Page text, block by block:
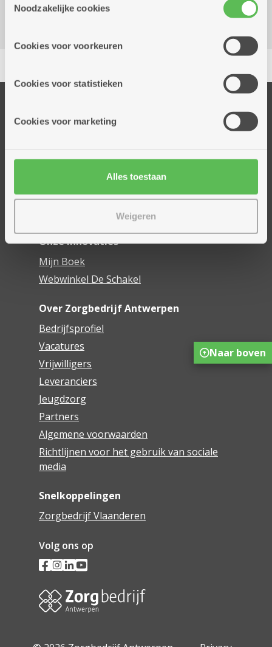
cookies hebben we jouw toestemming nodig. Sommige
cookies worden geplaatst door derde partijen die een
informatie over jouw (geanonimiseerd) gebruik van onze
partners kunnen deze gegevens combineren met andere
Noodzakelijke cookies
Cookies voor voorkeuren
Cookies voor statistieken
Cookies voor marketing
Alles toestaan
Weigeren
2140 Borgerhout
Thuisdiensten
Assistentiewoningen
Woonzorgcentra
Financieel comfort
Onze innovaties
Mijn Boek
Webwinkel De Schakel
Over Zorgbedrijf Antwerpen
Bedrijfsprofiel
Vacatures
Vrijwilligers
Leveranciers
Jeugdzorg
Partners
Algemene voorwaarden
Richtlijnen voor het gebruik van sociale
media
Snelkoppelingen
Zorgbedrijf Vlaanderen
Volg ons op
Naar boven